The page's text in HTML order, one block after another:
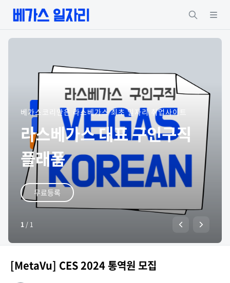
베가스코리안은 라스베가스 최초 일자리 취업사이트
라스베가스 대표 구인구직
플래폼
무료등록
1 / 1
[MetaVu] CES 2024 통역원 모집